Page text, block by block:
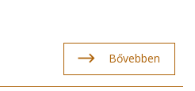
Bővebben